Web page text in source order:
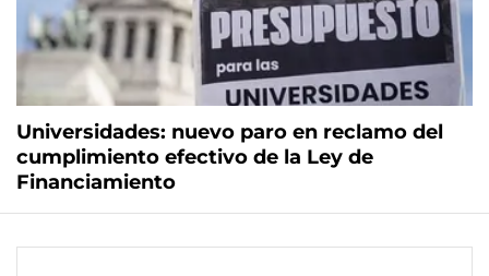
Universidades: nuevo paro en reclamo del
cumplimiento efectivo de la Ley de
Financiamiento